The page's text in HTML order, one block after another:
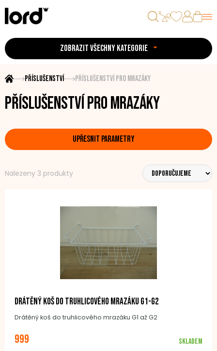
ZOBRAZIT VŠECHNY KATEGORIE
Příslušenství Příslušenství pro mrazáky
Příslušenství pro mrazáky
UPŘESNIT PARAMETRY
Nalezeny 3 produkty
Drátěný koš do truhlicového mrazáku G1-G2
Drátěný koš do truhlicového mrazáku G1 až G2
999 Skladem